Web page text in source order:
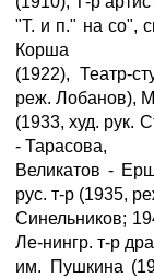
"Т. и п." на со",
Корша
(1922), Театр-
реж. Лобанов),
(1933, худ. рук.
- Тарасова,
Великатов -
рус. т-р (1935,
Синельников;
Ле-нингр. т-р
им. Пушкина